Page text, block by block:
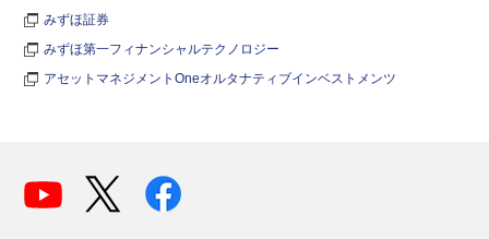
みずほ証券
みずほ第一フィナンシャルテクノロジー
アセットマネジメントOneオルタナティブインベストメンツ